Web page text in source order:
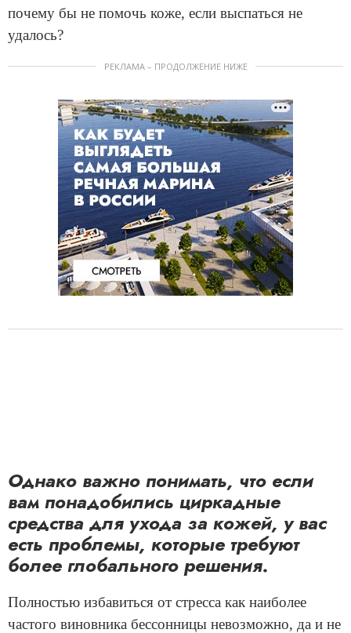
почему бы не помочь коже, если выспаться не
удалось?
РЕКЛАМА – ПРОДОЛЖЕНИЕ НИЖЕ
Однако важно понимать, что если
вам понадобились циркадные
средства для ухода за кожей, у вас
есть проблемы, которые требуют
более глобального решения.
Полностью избавиться от стресса как наиболее
частого виновника бессонницы невозможно, да и не